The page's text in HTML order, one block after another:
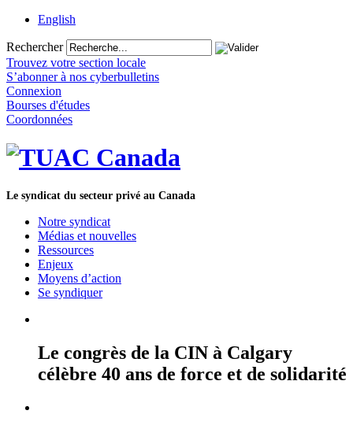
English
Rechercher
Trouvez votre section locale
S’abonner à nos cyberbulletins
Connexion
Bourses d'études
Coordonnées
Le syndicat du secteur privé au Canada
Notre syndicat
Médias et nouvelles
Ressources
Enjeux
Moyens d’action
Se syndiquer
Le congrès de la CIN à Calgary
célèbre 40 ans de force et de solidarité